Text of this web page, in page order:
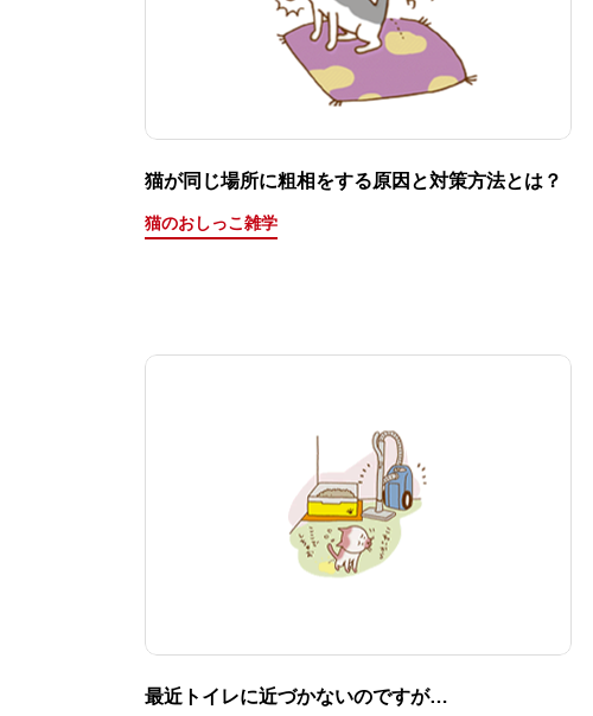
猫が同じ場所に粗相をする原因と対策方法とは？
猫のおしっこ雑学
最近トイレに近づかないのですが…